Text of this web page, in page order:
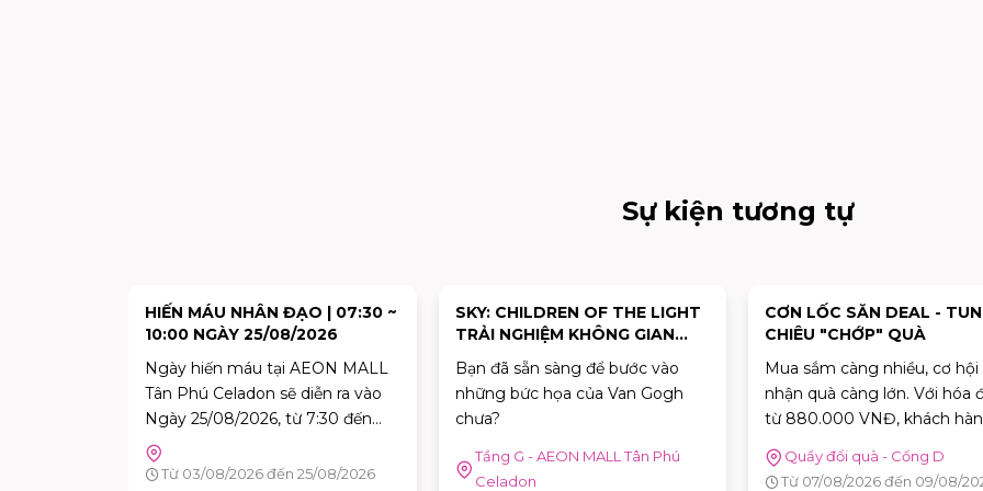
Sự kiện tương tự
HIẾN MÁU NHÂN ĐẠO | 07:30 ~
10:00 NGÀY 25/08/2026
Ngày hiến máu tại AEON MALL
Tân Phú Celadon sẽ diễn ra vào
Ngày 25/08/2026, từ 7:30 đến
10:00. Đây là dịp tuyệt vời để mỗi
người trong chúng ta góp phần
Từ 03/08/2026 đến 25/08/2026
SKY: CHILDREN OF THE LIGHT
TRẢI NGHIỆM KHÔNG GIAN
NGHỆ THUẬT "VAN GOGH
THƯƠNG MẾN"
Bạn đã sẵn sàng để bước vào
những bức họa của Van Gogh
chưa?
Tầng G - AEON MALL Tân Phú
Celadon
CƠN LỐC SĂN DEAL -
CHIÊU "CHỚP" QUÀ
Mua sắm càng nhiều, cơ hội
nhận quà càng lớn. Với hóa
từ 880.000 VNĐ, khách
được tham gia trò chơi "Cơn
Deal" để thử thách phản xạ,
Quầy đổi quà - Cổng D
Từ 07/08/2026 đến 09/08/